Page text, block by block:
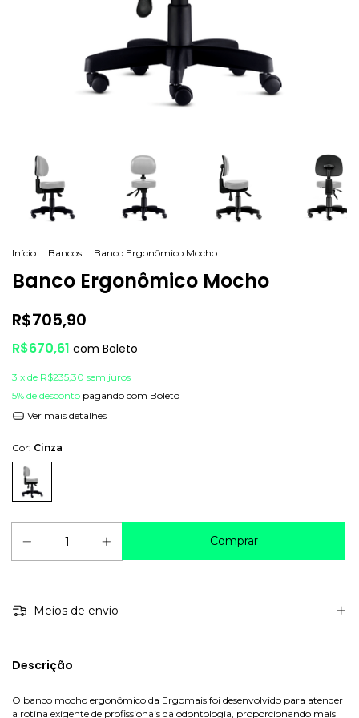
Início . Bancos . Banco Ergonômico Mocho
Banco Ergonômico Mocho
R$705,90
R$670,61 com Boleto
3 x de R$235,30 sem juros
5% de desconto pagando com Boleto
Ver mais detalhes
Cor: Cinza
Meios de envio
Descrição
O banco mocho ergonômico da Ergomais foi desenvolvido para atender
a rotina exigente de profissionais da odontologia, proporcionando mais